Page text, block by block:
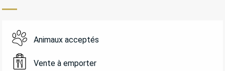
Animaux acceptés
Vente à emporter